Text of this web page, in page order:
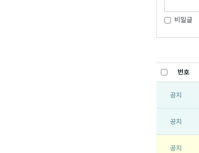
비밀글
번호
공지
공지
공지